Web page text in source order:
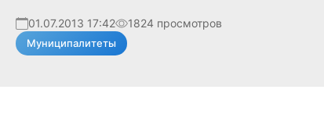
01.07.2013 17:42 1824 просмотров
Муниципалитеты